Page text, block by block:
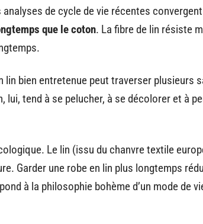
de cycle de vie récentes
que le coton. La fibre de lin résiste
lin bien entretenue peut traverser plusieurs
tend à se pelucher, à se décolorer et à
Le lin (issu du chanvre textile
Garder une robe en lin plus longtemps
à la philosophie bohème d’un mode de